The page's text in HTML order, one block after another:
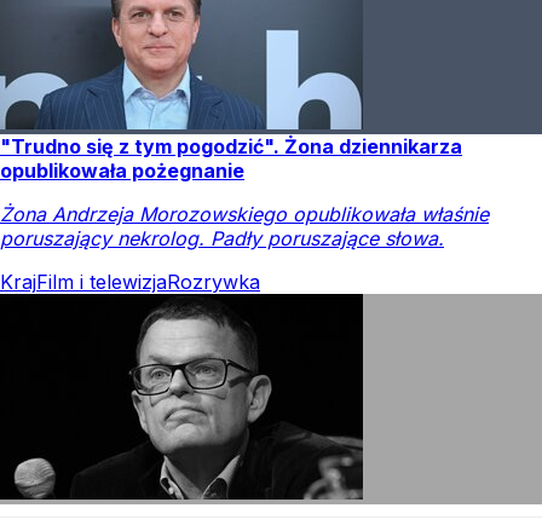
"Trudno się z tym pogodzić". Żona dziennikarza
opublikowała pożegnanie
Żona Andrzeja Morozowskiego opublikowała właśnie
poruszający nekrolog. Padły poruszające słowa.
KrajFilm i telewizjaRozrywka